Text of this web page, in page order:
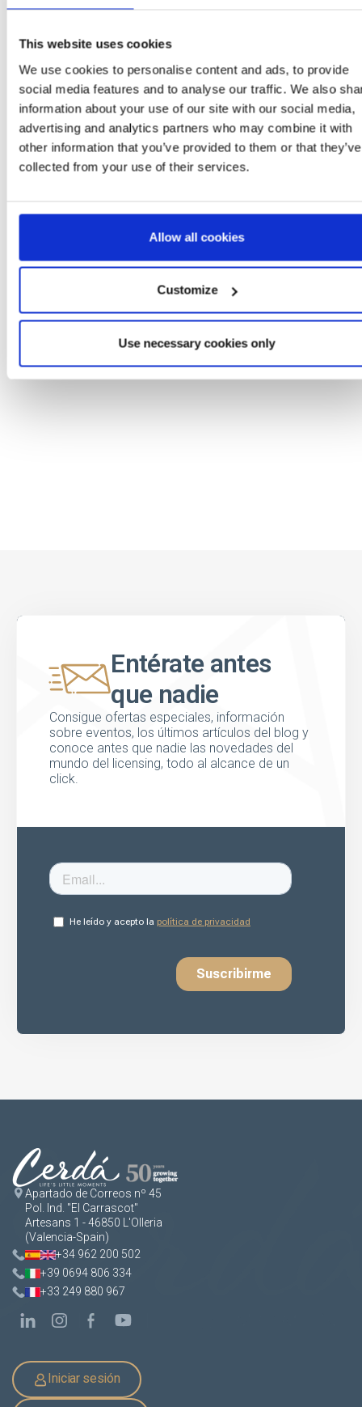
This website uses cookies
We use cookies to personalise content and ads, to provide
social media features and to analyse our traffic. We also
information about your use of our site with our social media,
advertising and analytics partners who may combine it with
other information that you’ve provided to them or that they’ve
collected from your use of their services.
Allow all cookies
Customize
Use necessary cookies only
Más artículos BLUEY
TOALLA SET SAQUITO
BLUEY
MOCHILA
GUARDERIA
Entérate antes
que nadie
Consigue ofertas especiales, información
sobre eventos, los últimos artículos del blog y
conoce antes que nadie las novedades del
mundo del licensing, todo al alcance de un
click.
Apartado de Correos nº 45
Pol. Ind. "El Carrascot"
Artesans 1 - 46850 L'Olleria
(Valencia-Spain)
+34 962 200 502
+39 0694 806 334
+33 249 880 967
Iniciar sesión